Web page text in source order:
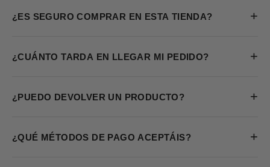
¿ES SEGURO COMPRAR EN ESTA TIENDA? +
¿CUÁNTO TARDA EN LLEGAR MI PEDIDO? +
¿PUEDO DEVOLVER UN PRODUCTO? +
¿QUÉ MÉTODOS DE PAGO ACEPTÁIS? +